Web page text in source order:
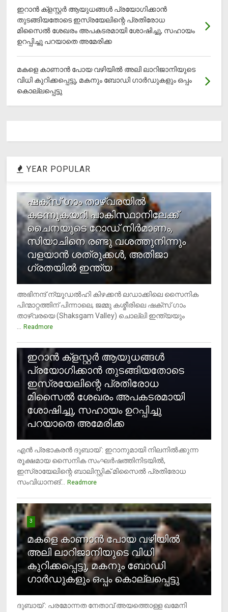
ഇറാന്‍ ക്‌ളസ്റ്റര്‍ ആയുധങ്ങള്‍ പ്രയോഗിക്കാന്‍
തുടങ്ങിയതോടെ ഇസ്രയേലിന്റെ പ്രതിരോധ
മിസൈല്‍ ശേഖരം അപകടരമായി ശോഷിച്ചു, സഹായം
ഉറപ്പിച്ചു പറയാതെ അമേരിക്ക
മകളെ കാണാന്‍ പോയ വഴിയില്‍ അലി ലാറിജാനിയുടെ
വിധി കുറിക്കപ്പെട്ടു, മകനും ബോഡി ഗാര്‍ഡുകളും ഒപ്പം
കൊല്ലപ്പെട്ടു
YEAR POPULAR
ഷക്സ് ​ഗാം താഴ്‌വരയിൽ
കടന്നുകയറി പാകിസ്ഥാനിലേക്ക്
ചൈനയുടെ റോഡ് നിർമാണം,
സിയാചിനെ രണ്ടു വശത്തുനിന്നും
വളയാൻ ശത്രുക്കൾ, അതിജാ​
ഗ്രതയിൽ ഇന്ത്യ
അഭിനന്ദ് ന്യൂഡൽഹി കിഴക്കൻ ലഡാക്കിലെ സൈനിക
പിന്മാറ്റത്തിന് പിന്നാലെ, ജമ്മു കശ്മീരിലെ ഷക്സ് ​ഗാം
താഴ്‌വരയെ (Shaksgam Valley) ചൊല്ലി ഇന്ത്യയും
... Readmore
ഇറാന്‍ ക്‌ളസ്റ്റര്‍ ആയുധങ്ങള്‍
പ്രയോഗിക്കാന്‍ തുടങ്ങിയതോടെ
ഇസ്രയേലിന്റെ പ്രതിരോധ
മിസൈല്‍ ശേഖരം അപകടരമായി
ശോഷിച്ചു, സഹായം ഉറപ്പിച്ചു
പറയാതെ അമേരിക്ക
എന്‍ പ്രഭാകരന്‍ ദുബായ് : ഇറാനുമായി നിലനില്‍ക്കുന്ന
രൂക്ഷമായ സൈനിക സംഘര്‍ഷത്തിനിടയില്‍,
ഇസ്രായേലിന്റെ ബാലിസ്റ്റിക് മിസൈല്‍ പ്രതിരോധ
സംവിധാനങ്... Readmore
3
മകളെ കാണാന്‍ പോയ വഴിയില്‍
അലി ലാറിജാനിയുടെ വിധി
കുറിക്കപ്പെട്ടു, മകനും ബോഡി
ഗാര്‍ഡുകളും ഒപ്പം കൊല്ലപ്പെട്ടു
ദുബായ് : പരമോന്നത നേതാവ് അയത്തൊള്ള ഖമേനി